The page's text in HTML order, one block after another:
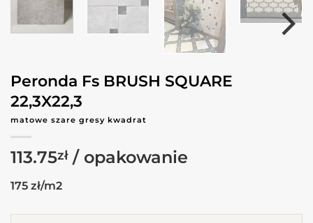
Peronda Fs BRUSH SQUARE
22,3X22,3
matowe szare gresy kwadrat
113.75zł
175 zł/m2